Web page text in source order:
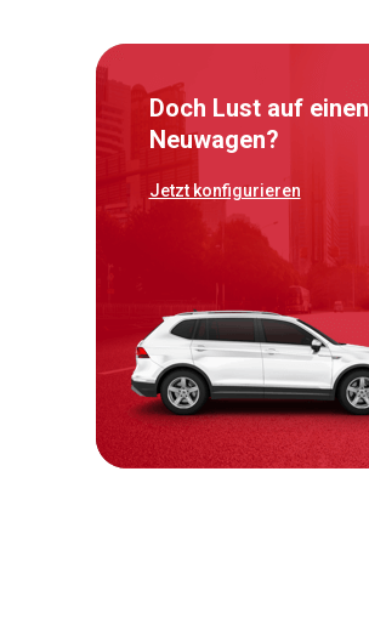
Doch Lust auf einen
Neuwagen?
Jetzt konfigurieren